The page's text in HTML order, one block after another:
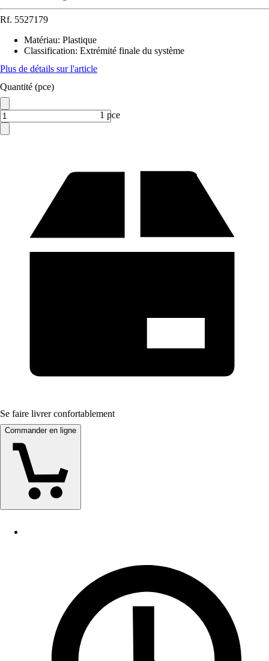
Rf. 5527179
Matériau: Plastique
Classification: Extrémité finale du système
Plus de détails sur l'article
Quantité (pce)
1 pce
Se faire livrer confortablement
Commander en ligne